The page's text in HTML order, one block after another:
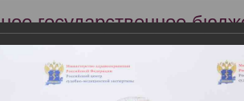
государственное
центр судебно-
России